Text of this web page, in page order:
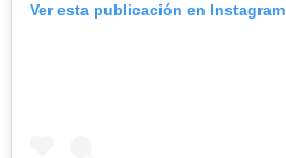
Ver esta publicación en Instagram